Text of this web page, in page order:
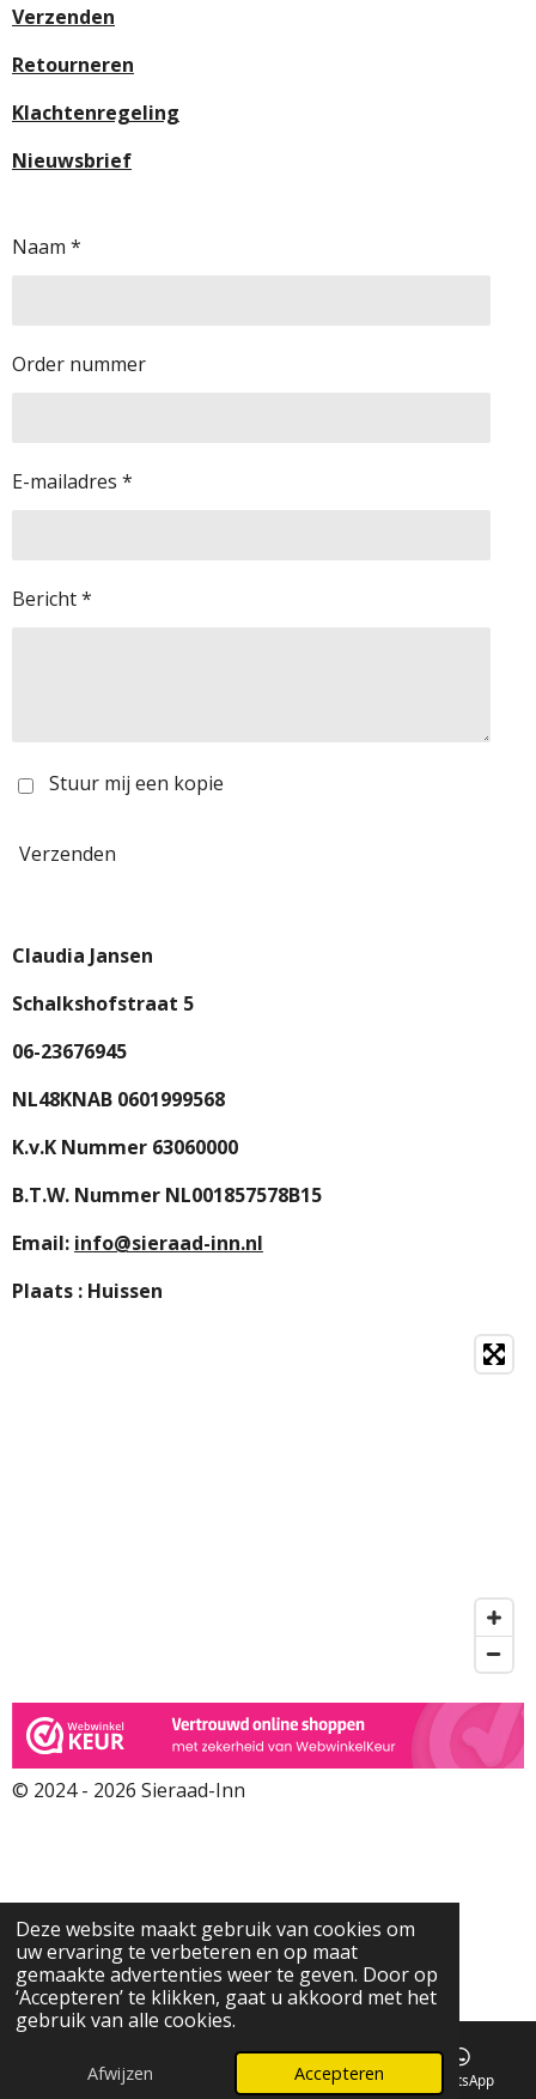
Deze website maakt gebruik van cookies om
uw ervaring te verbeteren en op maat
gemaakte advertenties weer te geven. Door op
‘Accepteren’ te klikken, gaat u akkoord met het
gebruik van alle cookies.
Afwijzen Accepteren
Verzenden
Retourneren
Klachtenregeling
Nieuwsbrief
Naam *
Order nummer
E-mailadres *
Bericht *
Stuur mij een kopie
Verzenden
Claudia Jansen
Schalkshofstraat 5
06-23676945
NL48KNAB 0601999568
K.v.K Nummer 63060000
B.T.W. Nummer NL001857578B15
Email: info@sieraad-inn.nl
Plaats : Huissen
© 2024 - 2026 Sieraad-Inn
E-mailadres Kaart WhatsApp